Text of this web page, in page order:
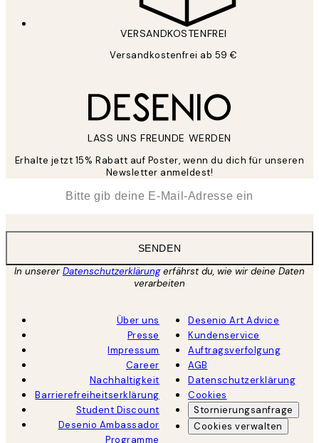
VERSANDKOSTENFREI
Versandkostenfrei ab 59 €
LASS UNS FREUNDE WERDEN
Erhalte jetzt 15% Rabatt auf Poster, wenn du dich für unseren
Newsletter anmeldest!
SENDEN
In unsererDatenschutzerklärungerfährst du, wie wir deine Daten
verarbeiten
Über uns
Presse
Impressum
Career
Nachhaltigkeit
Barrierefreiheitserklärung
Student Discount
Desenio Ambassador
Programme
Desenio Art Advice
Kundenservice
Auftragsverfolgung
AGB
Datenschutzerklärung
Cookies
Stornierungsanfrage
Cookies verwalten